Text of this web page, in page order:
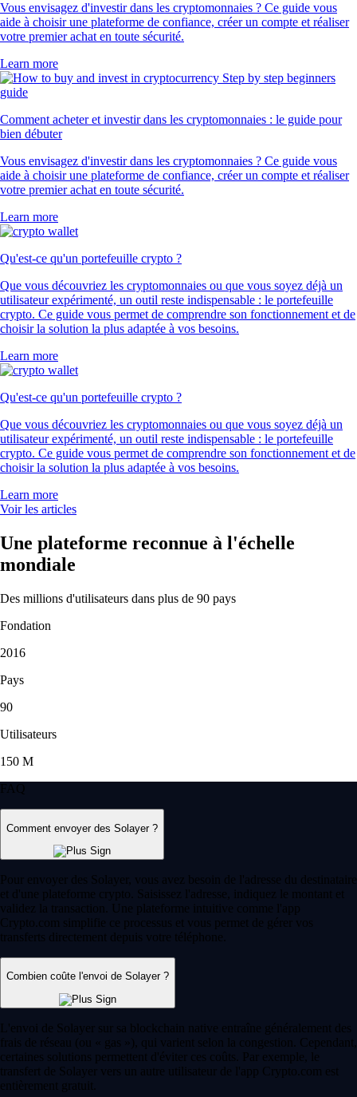
Vous envisagez d'investir dans les cryptomonnaies ? Ce guide vous
aide à choisir une plateforme de confiance, créer un compte et réaliser
votre premier achat en toute sécurité.
Learn more
Comment acheter et investir dans les cryptomonnaies : le guide pour
bien débuter
Vous envisagez d'investir dans les cryptomonnaies ? Ce guide vous
aide à choisir une plateforme de confiance, créer un compte et réaliser
votre premier achat en toute sécurité.
Learn more
Qu'est-ce qu'un portefeuille crypto ?
Que vous découvriez les cryptomonnaies ou que vous soyez déjà un
utilisateur expérimenté, un outil reste indispensable : le portefeuille
crypto. Ce guide vous permet de comprendre son fonctionnement et de
choisir la solution la plus adaptée à vos besoins.
Learn more
Qu'est-ce qu'un portefeuille crypto ?
Que vous découvriez les cryptomonnaies ou que vous soyez déjà un
utilisateur expérimenté, un outil reste indispensable : le portefeuille
crypto. Ce guide vous permet de comprendre son fonctionnement et de
choisir la solution la plus adaptée à vos besoins.
Learn more
Voir les articles
Une plateforme reconnue à l'échelle
mondiale
Des millions d'utilisateurs dans plus de 90 pays
Fondation
2016
Pays
90
Utilisateurs
150 M
FAQ
Comment envoyer des Solayer ?
Pour envoyer des Solayer, vous avez besoin de l'adresse du destinataire
et d'une plateforme crypto. Saisissez l'adresse, indiquez le montant et
validez la transaction. Une plateforme intuitive comme l'app
Crypto.com simplifie ce processus et vous permet de gérer vos
transferts directement depuis votre téléphone.
Combien coûte l'envoi de Solayer ?
L'envoi de Solayer sur sa blockchain native entraîne généralement des
frais de réseau (ou « gas »), qui varient selon la congestion. Cependant,
certaines solutions permettent d'éviter ces coûts. Par exemple, le
transfert de Solayer vers un autre utilisateur de l'app Crypto.com est
entièrement gratuit.